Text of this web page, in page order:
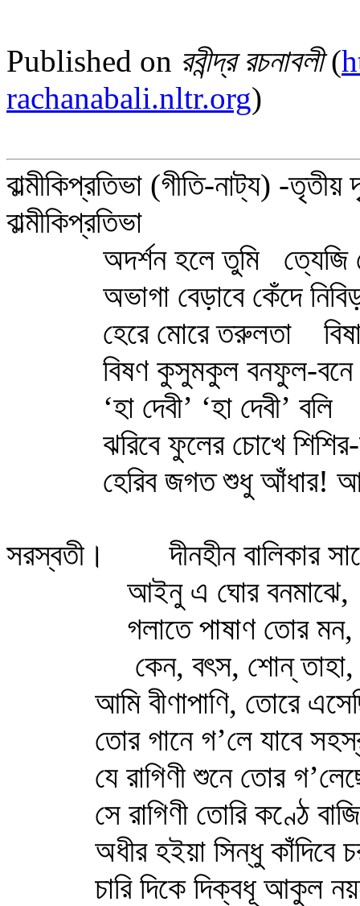
Published on রবীন্দ্র রচনাবলী(
rachanabali.nltr.org)
বাল্মীকিপ্রতিভা (গীতি-নাট্য) -
বাল্মীকিপ্রতিভা
অদর্শন হলে তুমি ত্যেজি
অভাগা বেড়াবে কেঁদে
হেরে মোরে তরুলতা
বিষণ কুসুমকুল বনফুল-
‘হা দেবী’ ‘হা দেবী’ বলি
ঝরিবে ফুলের চোখে
হেরিব জগত শুধু আঁধার!
সরস্বতী। দীনহীন বালিকার
আইনু এ ঘোর বনমাঝে,
গলাতে পাষাণ তোর মন,
কেন, বৎস, শোন্‌ তাহা,
আমি বীণাপাণি, তোরে
তোর গানে গ’লে যাবে সহস্র
যে রাগিণী শুনে তোর
সে রাগিণী তোরি কণ্ঠে
অধীর হইয়া সিন্ধু কাঁদিবে
চারি দিকে দিক্‌বধূ আকুল